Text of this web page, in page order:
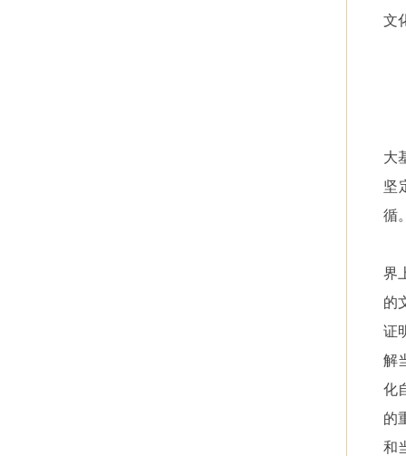
文
大
坚
循
界
的
证
解
化
的
和